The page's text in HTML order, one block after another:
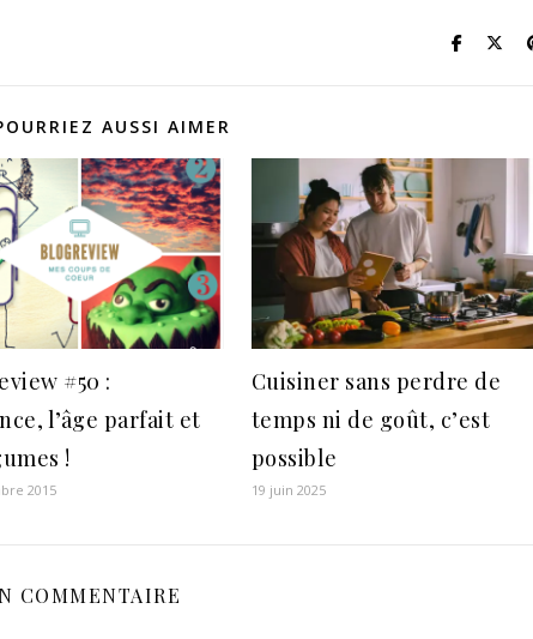
AUSSI AIMER
#50 :
l’âge parfait et
!
2015
Cuisiner sans perdre de
temps ni de goût, c’est
possible
19 juin 2025
COMMENTAIRE